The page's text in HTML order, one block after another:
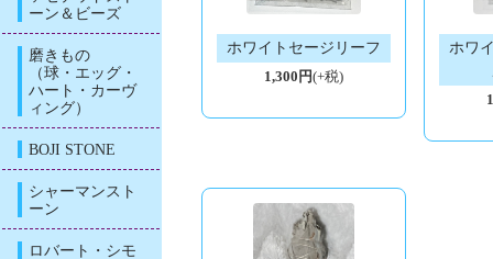
ーン＆ビーズ
磨きもの
（球・エッグ・
ハート・カーヴ
ィング）
BOJI STONE
シャーマンスト
ーン
ロバート・シモ
ホワイトセージリーフ
1,300円(+税)
ホワ